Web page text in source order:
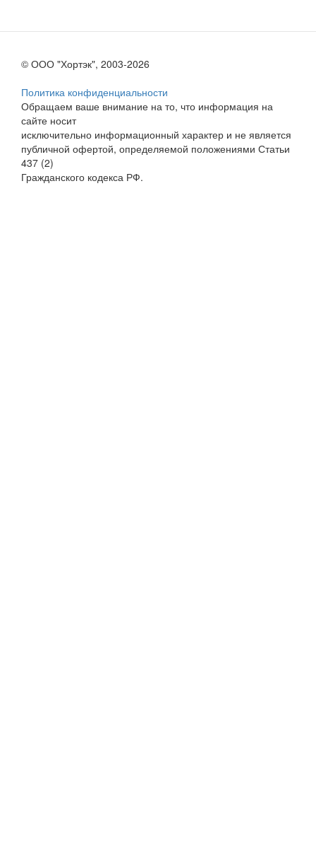
© ООО "Хортэк", 2003-2026
Политика конфиденциальности
Обращаем ваше внимание на то, что информация на
сайте носит
исключительно информационный характер и не является
публичной офертой, определяемой положениями Статьи
437 (2)
Гражданского кодекса РФ.